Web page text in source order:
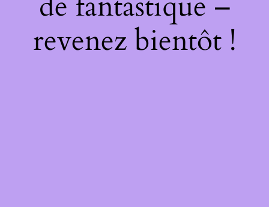
revenez bientôt !